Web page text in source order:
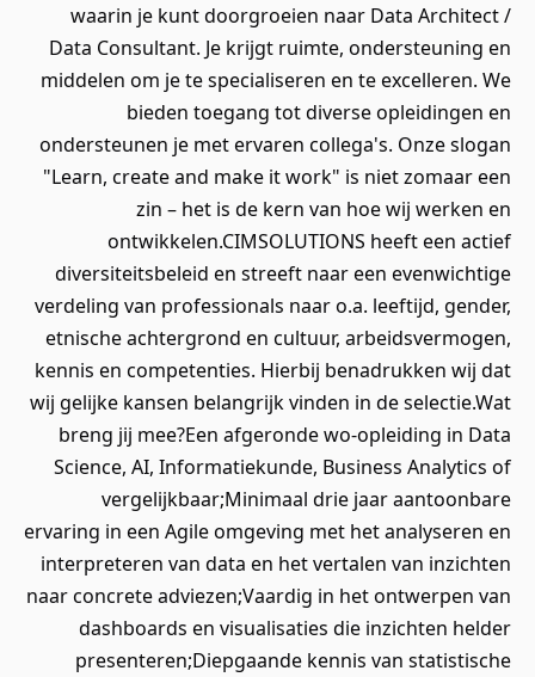
waarin je kunt doorgroeien naar Data Architect /
Data Consultant. Je krijgt ruimte, ondersteuning en
middelen om je te specialiseren en te excelleren. We
bieden toegang tot diverse opleidingen en
ondersteunen je met ervaren collega's. Onze slogan
"Learn, create and make it work" is niet zomaar een
zin – het is de kern van hoe wij werken en
ontwikkelen.CIMSOLUTIONS heeft een actief
diversiteitsbeleid en streeft naar een evenwichtige
verdeling van professionals naar o.a. leeftijd, gender,
etnische achtergrond en cultuur, arbeidsvermogen,
kennis en competenties. Hierbij benadrukken wij dat
wij gelijke kansen belangrijk vinden in de selectie.Wat
breng jij mee?Een afgeronde wo-opleiding in Data
Science, AI, Informatiekunde, Business Analytics of
vergelijkbaar;Minimaal drie jaar aantoonbare
ervaring in een Agile omgeving met het analyseren en
interpreteren van data en het vertalen van inzichten
naar concrete adviezen;Vaardig in het ontwerpen van
dashboards en visualisaties die inzichten helder
presenteren;Diepgaande kennis van statistische